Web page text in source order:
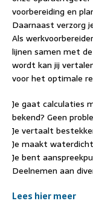
voorbereiding en
Daarnaast verzorg
Als
lijnen samen met
wordt kan jij
voor het optimale
Je gaat calculaties
bekend? Geen
Je vertaalt
Je maakt
Je bent
Deelnemen aan
Lees hier meer